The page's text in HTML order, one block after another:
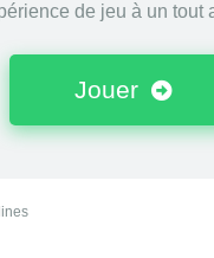
de jeu à un tout
Jouer